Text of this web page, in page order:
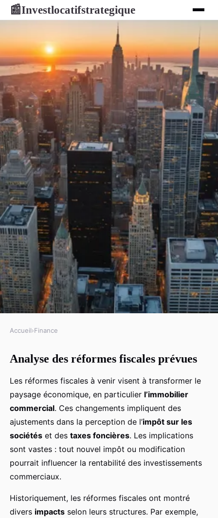
📰Investlocatifstrategique
Anticiper l"impact d"une
réforme fiscale sur
l"investissement dans
l"immobilier commercial :
Stratégies et conseils essentiels
Victoire•4 mars 2025•5 min de lecture
Accueil›Finance
Analyse des réformes fiscales prévues
Les réformes fiscales à venir visent à transformer le
paysage économique, en particulier l’immobilier
commercial. Ces changements impliquent des
ajustements dans la perception de l’impôt sur les
sociétés et des taxes foncières. Les implications
sont vastes : tout nouvel impôt ou modification
pourrait influencer la rentabilité des investissements
commerciaux.
Historiquement, les réformes fiscales ont montré
divers impacts selon leurs structures. Par exemple,